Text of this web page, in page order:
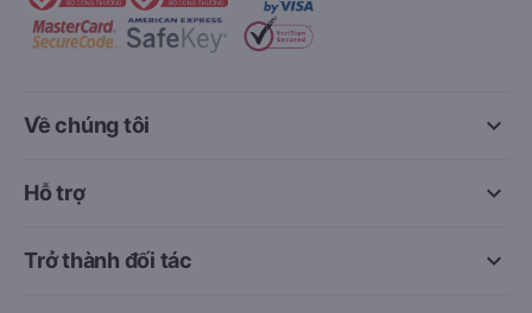
keyboard_arrow_down
Về chúng tôi
keyboard_arrow_down
Hỗ trợ
keyboard_arrow_down
Trở thành đối tác